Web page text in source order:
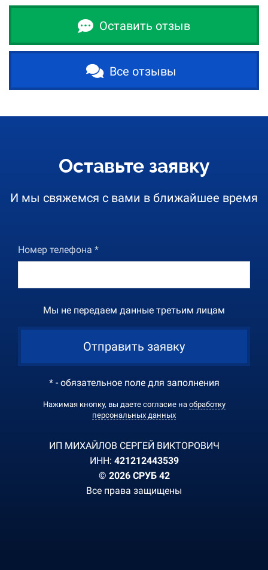
Оставить отзыв
Все отзывы
Оставьте заявку
И мы свяжемся с вами в ближайшее время
Номер телефона *
Мы не передаем данные третьим лицам
Отправить заявку
* - обязательное поле для заполнения
Нажимая кнопку, вы даете согласие на обработку
персональных данных
ИП МИХАЙЛОВ СЕРГЕЙ ВИКТОРОВИЧ
ИНН: 421212443539
© 2026 СРУБ 42
Все права защищены